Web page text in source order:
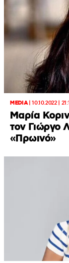
MEDIA|10.10.2022 |
Μαρία
τον Γιώργο
«Πρωινό»